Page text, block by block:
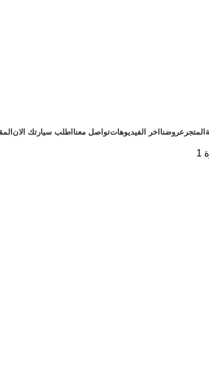
المتجر عروضنا اخر الفيديوهاتتواصل معنا اطلب سيارتك الان